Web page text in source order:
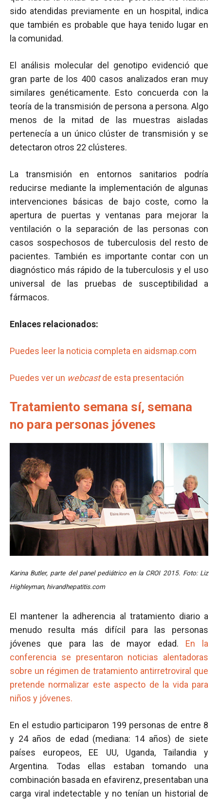
sido atendidas previamente en un hospital, indica
que también es probable que haya tenido lugar en
la comunidad.
El análisis molecular del genotipo evidenció que
gran parte de los 400 casos analizados eran muy
similares genéticamente. Esto concuerda con la
teoría de la transmisión de persona a persona. Algo
menos de la mitad de las muestras aisladas
pertenecía a un único clúster de transmisión y se
detectaron otros 22 clústeres.
La transmisión en entornos sanitarios podría
reducirse mediante la implementación de algunas
intervenciones básicas de bajo coste, como la
apertura de puertas y ventanas para mejorar la
ventilación o la separación de las personas con
casos sospechosos de tuberculosis del resto de
pacientes. También es importante contar con un
diagnóstico más rápido de la tuberculosis y el uso
universal de las pruebas de susceptibilidad a
fármacos.
Enlaces relacionados:
Puedes leer la noticia completa en aidsmap.com
Puedes ver un webcastde esta presentación
Tratamiento semana sí, semana
no para personas jóvenes
Karina Butler, parte del panel pediátrico en la CROI 2015. Foto: Liz
Highleyman, hivandhepatitis.com
El mantener la adherencia al tratamiento diario a
menudo resulta más difícil para las personas
jóvenes que para las de mayor edad. En la
conferencia se presentaron noticias alentadoras
sobre un régimen de tratamiento antirretroviral que
pretende normalizar este aspecto de la vida para
niños y jóvenes.
En el estudio participaron 199 personas de entre 8
y 24 años de edad (mediana: 14 años) de siete
países europeos, EE UU, Uganda, Tailandia y
Argentina. Todas ellas estaban tomando una
combinación basada en efavirenz, presentaban una
carga viral indetectable y no tenían un historial de